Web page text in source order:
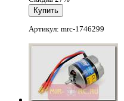
Артикул: mrc-1746299